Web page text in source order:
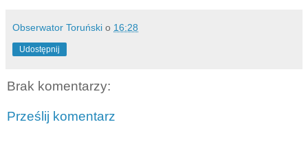
Obserwator Toruński o 16:28
Udostępnij
Brak komentarzy:
Prześlij komentarz